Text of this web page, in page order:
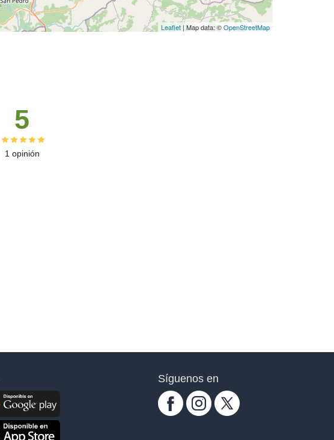
Leaflet | Map data: ©OpenStreetMap
5
1 opinión
Síguenos en